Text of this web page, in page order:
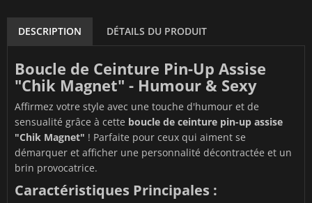
DESCRIPTION DÉTAILS DU PRODUIT
Boucle de Ceinture Pin-Up Assise
"Chik Magnet" - Humour & Sexy
Affirmez votre style avec une touche d'humour et de
sensualité grâce à cette boucle de ceinture pin-up assise
"Chik Magnet" ! Parfaite pour ceux qui aiment se
démarquer et afficher une personnalité décontractée et un
brin provocatrice.
Caractéristiques Principales :